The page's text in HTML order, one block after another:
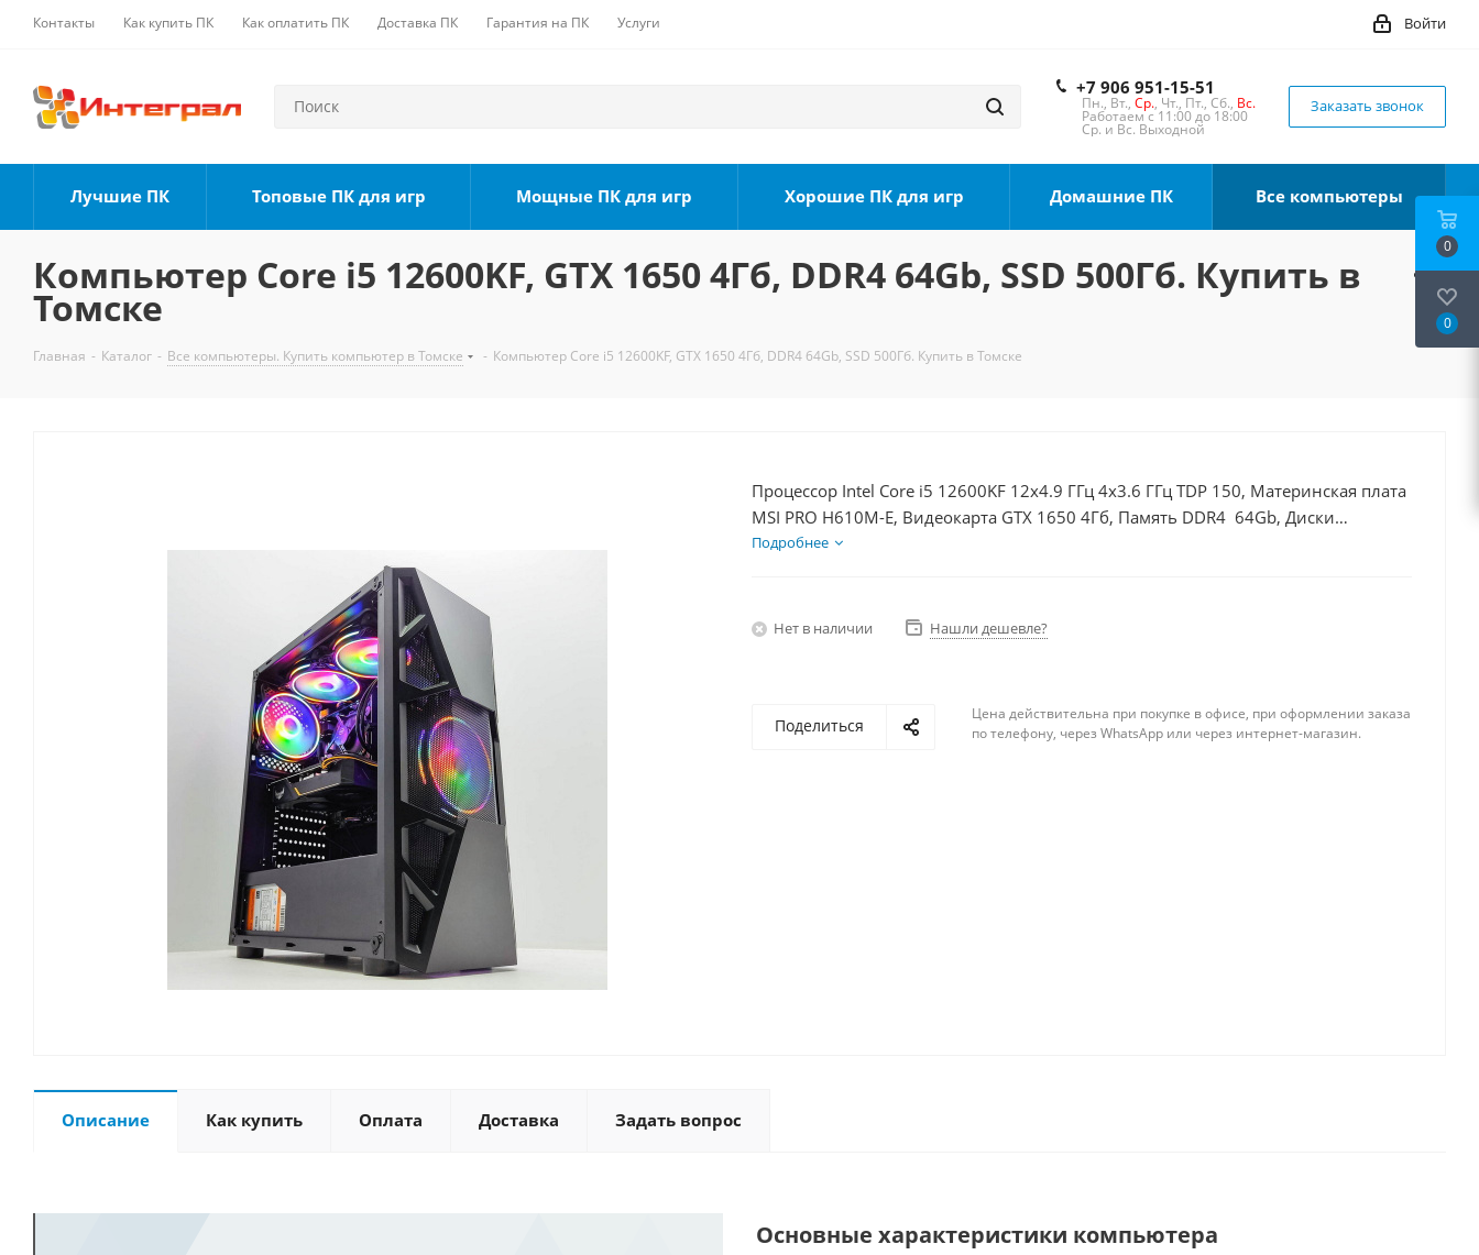
Контакты Как купить ПК Как оплатить ПК Доставка ПК Гарантия на ПК Услуги Войти
+7 906 951-15-51
Пн., Вт., Ср., Чт., Пт., Сб., Вс.
Работаем с 11:00 до 18:00
Ср. и Вс. Выходной
Заказать звонок
Лучшие ПК Топовые ПК для игр Мощные ПК для игр Хорошие ПК для игр Домашние ПК Все компьютеры
Компьютер Core i5 12600KF, GTX 1650 4Гб, DDR4 64Gb, SSD 500Гб. Купить в
Томске
Главная - Каталог - Все компьютеры. Купить компьютер в Томске - Компьютер Core i5 12600KF, GTX 1650 4Гб, DDR4 64Gb, SSD 500Гб. Купить в Томске
Процессор Intel Core i5 12600KF 12x4.9 ГГц 4x3.6 ГГц TDP 150, Материнская плата
MSI PRO H610M-E, Видеокарта GTX 1650 4Гб, Память DDR4 64Gb, Диски
SSD 500Гб, БП 500Вт
Подробнее
Нет в наличии Нашли дешевле?
Поделиться
Цена действительна при покупке в офисе, при оформлении заказа
по телефону, через WhatsApp или через интернет-магазин.
Описание Как купить Оплата Доставка Задать вопрос
Основные характеристики компьютера
0
0